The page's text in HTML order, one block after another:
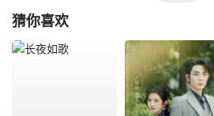
猜你喜欢